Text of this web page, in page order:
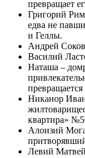
превращает
Григорий
едва не
и Геллы.
Андрей
Василий
Наташа –
превращается
Никанор
квартира»
Алоизий
Левий